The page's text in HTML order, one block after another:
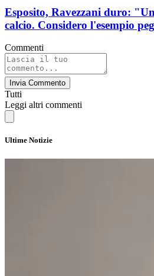
Esposito, Ravezzani duro:
calcio. Considero l'esempio
Commenti
Invia Commento
Tutti
Leggi altri commenti
Ultime Notizie